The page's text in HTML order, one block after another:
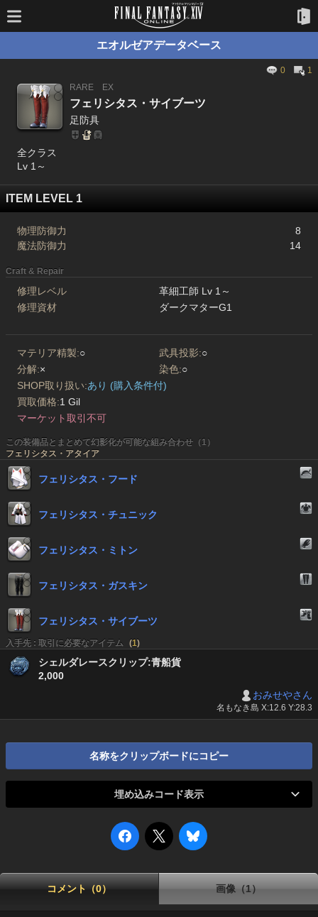
エオルゼアデータベース
0
1
RARE
EX
フェリシタス・サイブーツ
足防具
全クラス
Lv 1～
ITEM LEVEL 1
物理防御力
8
魔法防御力
14
Craft & Repair
修理レベル
革細工師 Lv 1～
修理資材
ダークマターG1
マテリア精製:○ 武具投影:○
分解:× 染色:○
SHOP取り扱い:あり (購入条件付)
買取価格:1 Gil
マーケット取引不可
この装備品とまとめて幻影化が可能な組み合わせ（1）
フェリシタス・アタイア
フェリシタス・フード
フェリシタス・チュニック
フェリシタス・ミトン
フェリシタス・ガスキン
フェリシタス・サイブーツ
入手先 : 取引に必要なアイテム (1)
シェルダレースクリップ:青船貨
2,000
おみせやさん
名もなき島 X:12.6 Y:28.3
名称をクリップボードにコピー
埋め込みコード表示
コメント（0） 画像（1）